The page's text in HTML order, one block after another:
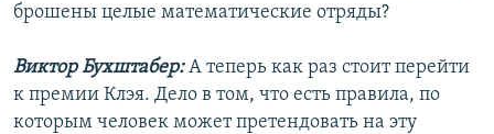
брошены целые математические отряды?
Виктор Бухштабер:А теперь как раз стоит перейти
к премии Клэя. Дело в том, что есть правила, по
которым человек может претендовать на эту